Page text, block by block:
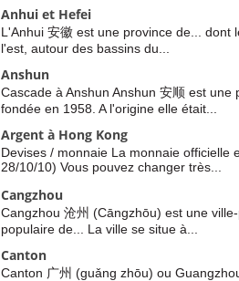
Anhui et Hefei
L'Anhui 安徽 est une province de... dont
l'est, autour des bassins du...
Anshun
Cascade à Anshun Anshun 安顺 est une
fondée en 1958. A l'origine elle était...
Argent à Hong Kong
Devises / monnaie La monnaie officielle
28/10/10) Vous pouvez changer très...
Cangzhou
Cangzhou 沧州 (Cāngzhōu) est une
populaire de... La ville se situe à...
Canton
Canton 广州 (guǎng zhōu) ou